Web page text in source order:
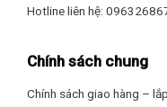
Hotline liên hệ:
Chính sách chung
Chính sách giao hàng – lắp